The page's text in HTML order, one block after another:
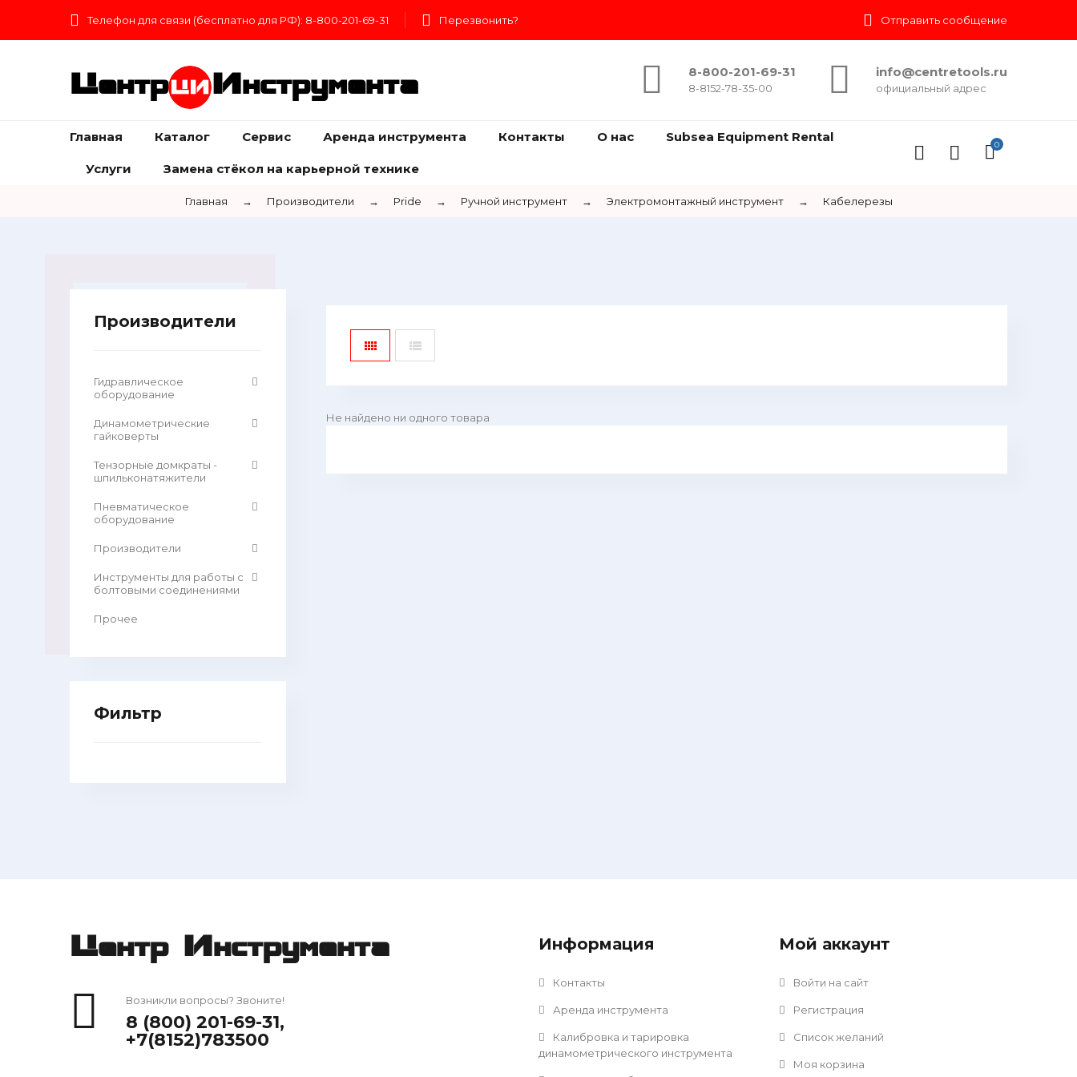
Телефон для связи (бесплатно для РФ): 8-800-201-69-31 Перезвонить? Отправить сообщение
Центр Инструмента
8-800-201-69-31
8-8152-78-35-00
info@centretools.ru
официальный адрес
Главная Каталог Сервис Аренда инструмента Контакты О нас Subsea Equipment Rental
Услуги Замена стёкол на карьерной технике
0
Главная → Производители → Pride → Ручной инструмент → Электромонтажный инструмент → Кабелерезы
Не найдено ни одного товара
Производители
Гидравлическое
оборудование
Динамометрические
гайковерты
Тензорные домкраты -
шпильконатяжители
Пневматическое
оборудование
Производители
Инструменты для работы с
болтовыми соединениями
Прочее
Фильтр
Центр Инструмента
Возникли вопросы? Звоните!
8 (800) 201-69-31,
+7(8152)783500
Информация
Контакты
Аренда инструмента
Калибровка и тарировка
динамометрического инструмента
Мой аккаунт
Войти на сайт
Регистрация
Список желаний
Моя корзина